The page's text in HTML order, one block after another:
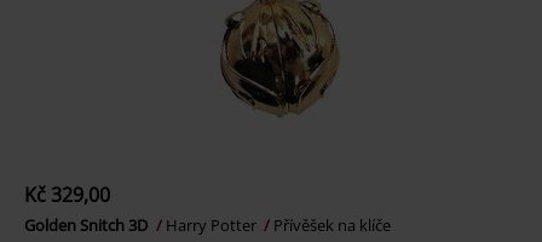
Kč 329,00
Golden Snitch 3D Harry Potter Přívěšek na klíče